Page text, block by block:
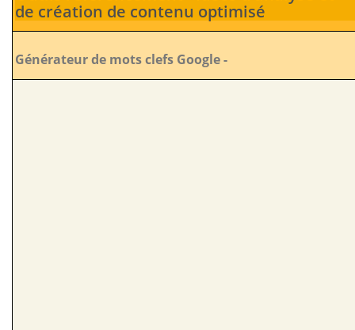
de création de contenu optimisé
Générateur de mots clefs Google -